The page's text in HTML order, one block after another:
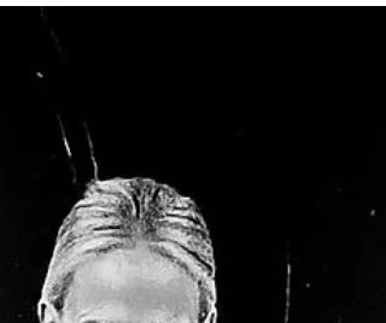
Ein besonderer Abend verdient ein besonderes
Kleid – und dieses Maxikleid von Solace London
mutig und elegant zugleich – genau so, wie ich
mich an einem Opernabend fühlen möchte.
Jeder Schritt ein Statement, jeder Moment ein
Hauch von Glamour. Ich liebe den Kontrast
zwischen der klaren Silhouette und den
dramatischen Ärmeln – etwas Drama geht
schließlich immer. Dazu trage ich meine High
Heels von Sophia Webster, kleine Kunstwer